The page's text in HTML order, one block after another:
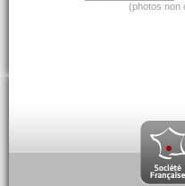
(photos non